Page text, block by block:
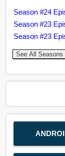
Season #24
Season #23
Season #23
See All Seasons